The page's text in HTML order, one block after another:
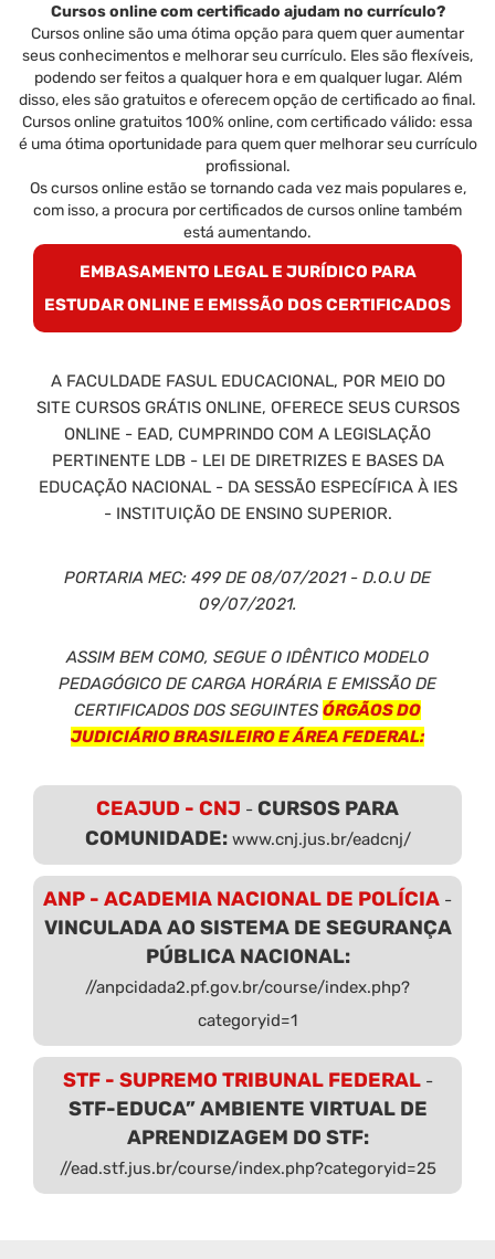
Cursos online com certificado ajudam no currículo?
Cursos online são uma ótima opção para quem quer aumentar
seus conhecimentos e melhorar seu currículo. Eles são flexíveis,
podendo ser feitos a qualquer hora e em qualquer lugar. Além
disso, eles são gratuitos e oferecem opção de certificado ao final.
Cursos online gratuitos 100% online, com certificado válido: essa
é uma ótima oportunidade para quem quer melhorar seu currículo
profissional.
Os cursos online estão se tornando cada vez mais populares e,
com isso, a procura por certificados de cursos online também
está aumentando.
EMBASAMENTO LEGAL E JURÍDICO PARA
ESTUDAR ONLINE E EMISSÃO DOS CERTIFICADOS
A FACULDADE FASUL EDUCACIONAL, POR MEIO DO
SITE CURSOS GRÁTIS ONLINE, OFERECE SEUS CURSOS
ONLINE - EAD, CUMPRINDO COM A LEGISLAÇÃO
PERTINENTE LDB - LEI DE DIRETRIZES E BASES DA
EDUCAÇÃO NACIONAL - DA SESSÃO ESPECÍFICA À IES
- INSTITUIÇÃO DE ENSINO SUPERIOR.
PORTARIA MEC: 499 DE 08/07/2021 - D.O.U DE
09/07/2021.
ASSIM BEM COMO, SEGUE O IDÊNTICO MODELO
PEDAGÓGICO DE CARGA HORÁRIA E EMISSÃO DE
CERTIFICADOS DOS SEGUINTES ÓRGÃOS DO
JUDICIÁRIO BRASILEIRO E ÁREA FEDERAL:
CEAJUD - CNJ - CURSOS PARA
COMUNIDADE: www.cnj.jus.br/eadcnj/
ANP - ACADEMIA NACIONAL DE POLÍCIA -
VINCULADA AO SISTEMA DE SEGURANÇA
PÚBLICA NACIONAL:
//anpcidada2.pf.gov.br/course/index.php?
categoryid=1
STF - SUPREMO TRIBUNAL FEDERAL-
STF-EDUCA” AMBIENTE VIRTUAL DE
APRENDIZAGEM DO STF:
//ead.stf.jus.br/course/index.php?categoryid=25